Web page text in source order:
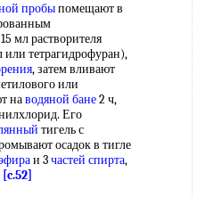
пробыпомещают в
мл растворителя
или тетрагидрофуран),
, затем вливают
или
наводяной бане2 ч,
Его
тигель с
осадок в тигле
и 3частей спирта,
[c.52]